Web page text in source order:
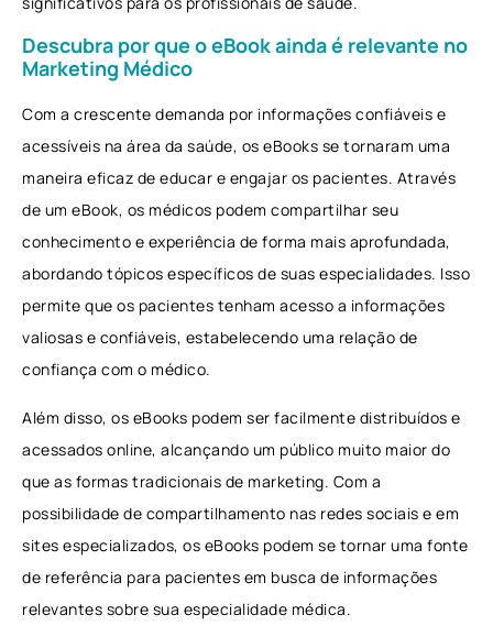
Descubra por que o eBook ainda é relevante no
Marketing Médico
Com a crescente demanda por informações confiáveis ​​e
acessíveis na área da saúde, os eBooks se tornaram uma
maneira eficaz de educar e engajar os pacientes. Através
de um eBook, os médicos podem compartilhar seu
conhecimento e experiência de forma mais aprofundada,
abordando tópicos específicos de suas especialidades. Isso
permite que os pacientes tenham acesso a informações
valiosas e confiáveis, estabelecendo uma relação de
confiança com o médico.
Além disso, os eBooks podem ser facilmente distribuídos e
acessados ​​online, alcançando um público muito maior do
que as formas tradicionais de marketing. Com a
possibilidade de compartilhamento nas redes sociais e em
sites especializados, os eBooks podem se tornar uma fonte
de referência para pacientes em busca de informações
relevantes sobre sua especialidade médica.